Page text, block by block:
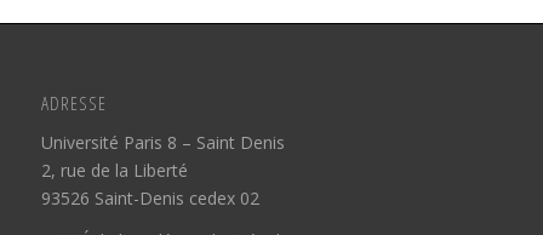
ADRESSE
Université Paris 8 – Saint Denis
2, rue de la Liberté
93526 Saint-Denis cedex 02